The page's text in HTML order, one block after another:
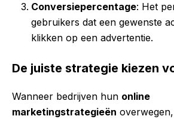
Conversiepercentage: Het
gebruikers dat een gewenste
klikken op een advertentie.
De juiste strategie kiezen
Wanneer bedrijven hun online
marketingstrategieën